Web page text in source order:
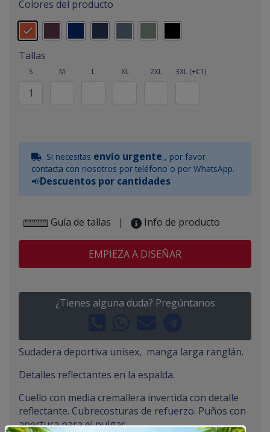
Colores del producto
Tallas
S M L XL 2XL 3XL (+€1)
Si necesitas envío urgente,, por favor
contacta con nosotros por teléfono o por WhatsApp.
📢Descuentos por cantidades
Guía de tallas | Info de producto
EMPIEZA A DISEÑAR
¿Tienes alguna duda? Pregúntanos
Sudadera deportiva unisex, manga larga ranglán.
Detalles reflectantes en la espalda.
Cuello con media cremallera invertida con detalle
reflectante. Cubrecosturas de refuerzo. Puños con
apertura para el pulgar